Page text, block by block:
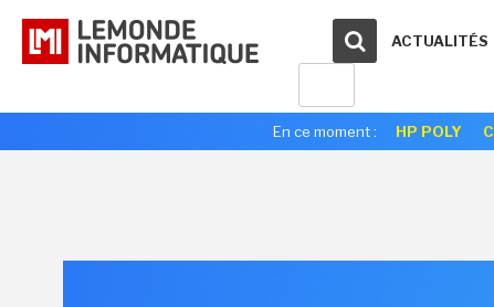
ACTUALITÉS
En ce moment : HP POLY